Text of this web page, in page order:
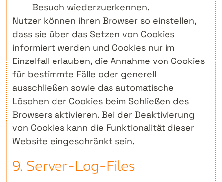
Besuch wiederzuerkennen.
Nutzer können ihren Browser so einstellen,
dass sie über das Setzen von Cookies
informiert werden und Cookies nur im
Einzelfall erlauben, die Annahme von Cookies
für bestimmte Fälle oder generell
ausschließen sowie das automatische
Löschen der Cookies beim Schließen des
Browsers aktivieren. Bei der Deaktivierung
von Cookies kann die Funktionalität dieser
Website eingeschränkt sein.
9. Server-Log-Files